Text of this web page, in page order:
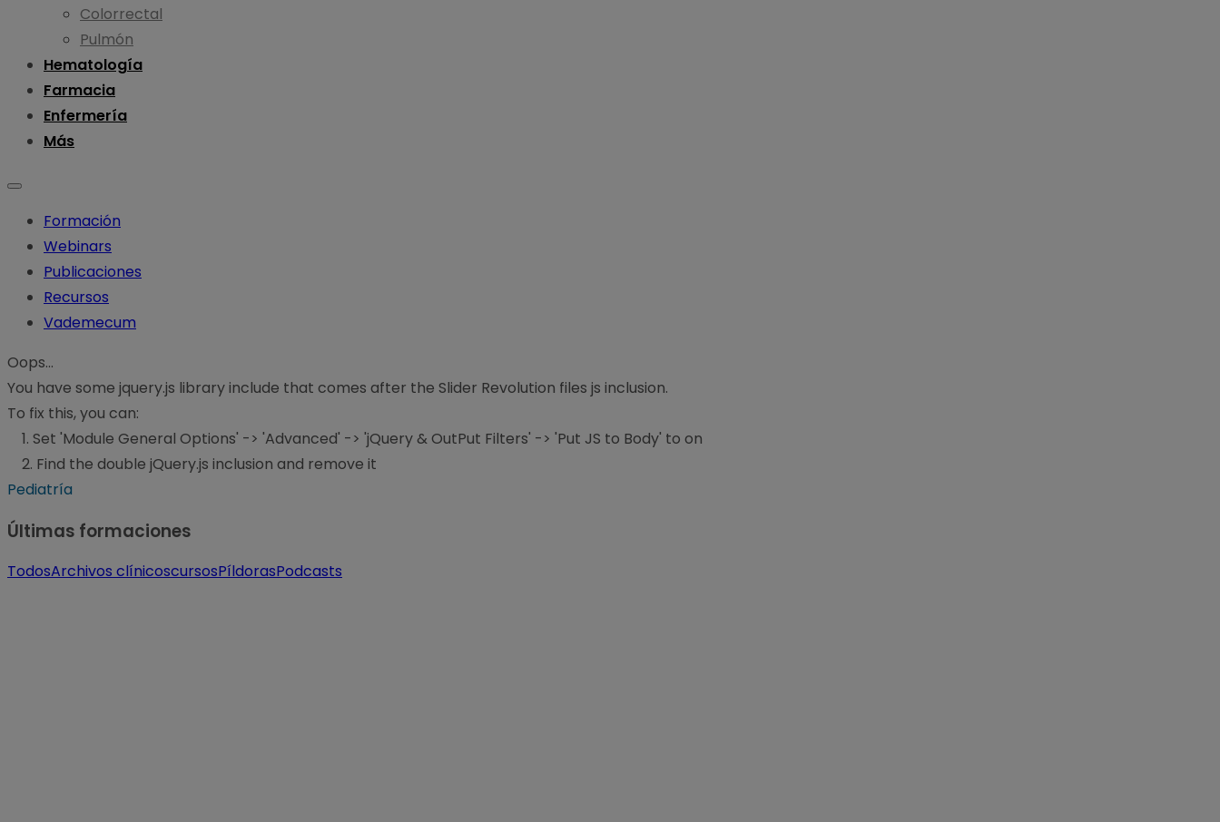
Colorrectal
Pulmón
Hematología
Farmacia
Enfermería
Más
Formación
Webinars
Publicaciones
Recursos
Vademecum
Oops...
You have some jquery.js library include that comes after the Slider Revolution files js inclusion.
To fix this, you can:
1. Set 'Module General Options' -> 'Advanced' -> 'jQuery & OutPut Filters' -> 'Put JS to Body' to on
2. Find the double jQuery.js inclusion and remove it
Pediatría
Últimas formaciones
TodosArchivos clínicoscursosPíldorasPodcasts